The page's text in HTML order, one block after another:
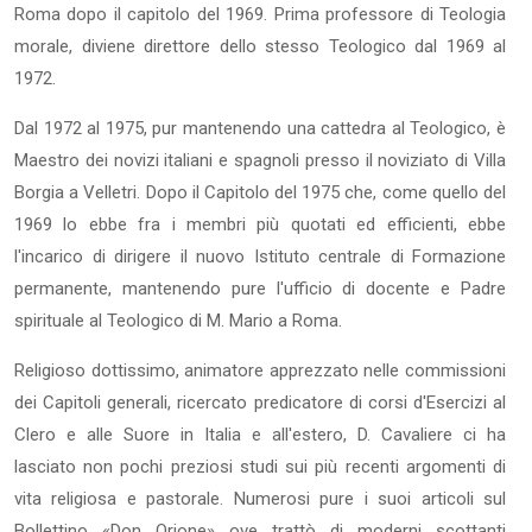
Roma dopo il capitolo del 1969. Prima professore di Teologia
morale, diviene direttore dello stesso Teologico dal 1969 al
1972.
Dal 1972 al 1975, pur mantenendo una cattedra al Teologico, è
Maestro dei novizi italiani e spagnoli presso il noviziato di Villa
Borgia a Velletri. Dopo il Capitolo del 1975 che, come quello del
1969 lo ebbe fra i membri più quotati ed efficienti, ebbe
l'incarico di dirigere il nuovo Istituto centrale di Formazione
permanente, mantenendo pure l'ufficio di docente e Padre
spirituale al Teologico di M. Mario a Roma.
Religioso dottissimo, animatore apprezzato nelle commissioni
dei Capitoli generali, ricercato predicatore di corsi d'Esercizi al
Clero e alle Suore in Italia e all'estero, D. Cavaliere ci ha
lasciato non pochi preziosi studi sui più recenti argomenti di
vita religiosa e pastorale. Numerosi pure i suoi articoli sul